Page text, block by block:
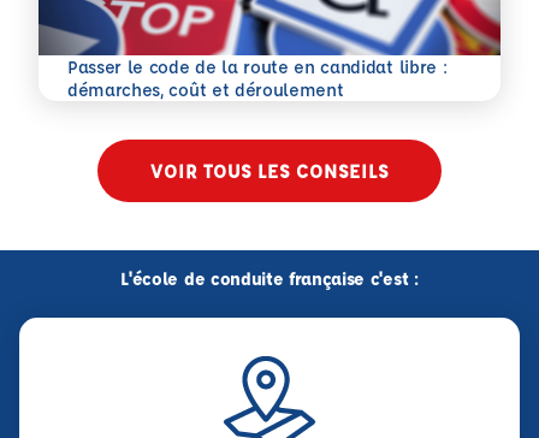
Passer le code de la route en candidat libre :
démarches, coût et déroulement
En savoir plus
VOIR TOUS LES CONSEILS
L'école de conduite française c'est :